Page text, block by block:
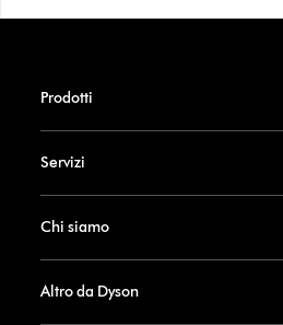
Prodotti
Servizi
Chi siamo
Altro da Dyson